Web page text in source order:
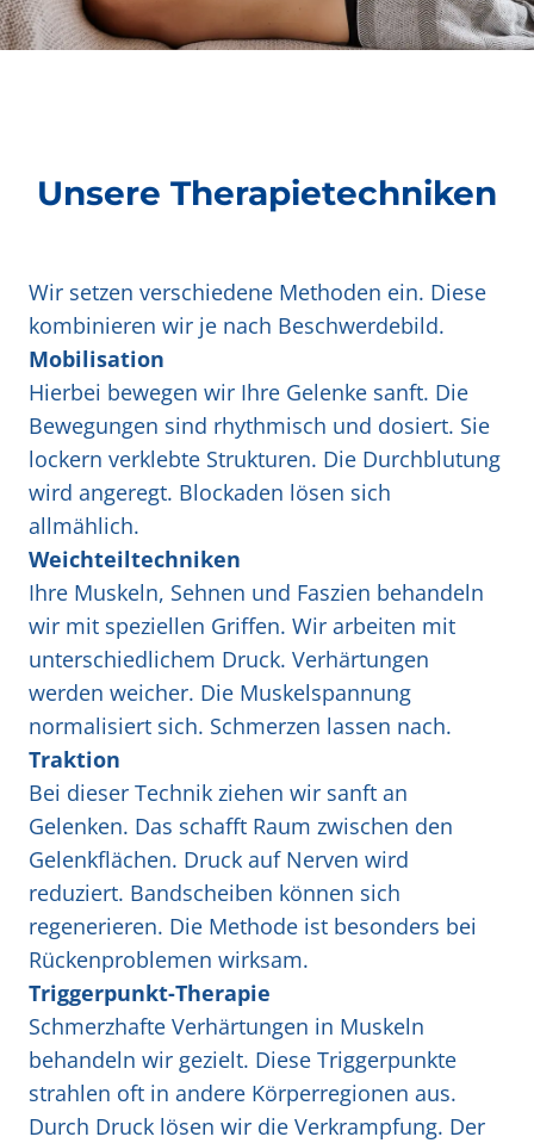
Unsere Therapietechniken
Wir setzen verschiedene Methoden ein. Diese
kombinieren wir je nach Beschwerdebild.
Mobilisation
Hierbei bewegen wir Ihre Gelenke sanft. Die
Bewegungen sind rhythmisch und dosiert. Sie
lockern verklebte Strukturen. Die Durchblutung
wird angeregt. Blockaden lösen sich
allmählich.
Weichteiltechniken
Ihre Muskeln, Sehnen und Faszien behandeln
wir mit speziellen Griffen. Wir arbeiten mit
unterschiedlichem Druck. Verhärtungen
werden weicher. Die Muskelspannung
normalisiert sich. Schmerzen lassen nach.
Traktion
Bei dieser Technik ziehen wir sanft an
Gelenken. Das schafft Raum zwischen den
Gelenkflächen. Druck auf Nerven wird
reduziert. Bandscheiben können sich
regenerieren. Die Methode ist besonders bei
Rückenproblemen wirksam.
Triggerpunkt-Therapie
Schmerzhafte Verhärtungen in Muskeln
behandeln wir gezielt. Diese Triggerpunkte
strahlen oft in andere Körperregionen aus.
Durch Druck lösen wir die Verkrampfung. Der